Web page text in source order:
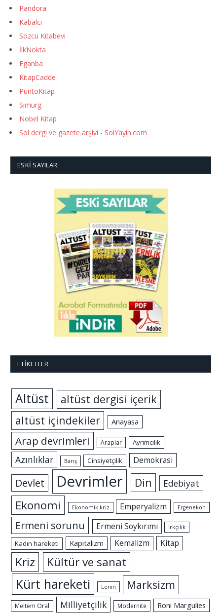
Pandora
Kabalcı
Sözcü Kitabevi
İlkNokta
Eganba
KitapCadde
PuntoKitap
Simurg
Nobel Kitap
Sol dergi ve gazete arşivi - SolYayin.com
ESKI SAYILAR
ETIKETLER
Altüst
altüst dergisi içerik
altüst içindekiler
Anayasa
Arap devrimleri Araplar Ayrımcılık
Azınlıklar Barış Cinsiyetçilik Demokrasi
Devlet Devrimler Din Edebiyat
Ekonomi Ekonomik kriz Emperyalizm Ergenekon
Ermeni sorunu Ermeni Soykırımı Irkçılık
Kadın hareketi Kapitalizm Kemalizm Kitap
Kriz Kültür ve sanat
Kürt hareketi Lenin Marksizm
Meltem Oral Milliyetçilik Modernite Roni Margulies